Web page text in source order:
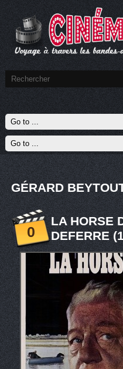
GÉRARD
0
LA HORSE
DEFERRE